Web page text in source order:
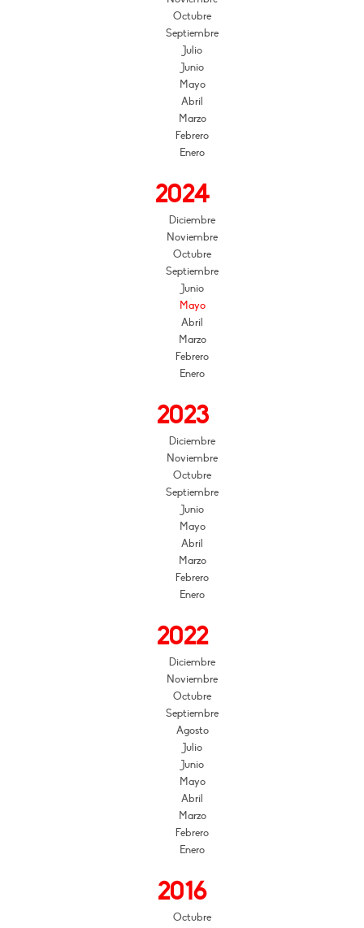
Octubre
Septiembre
Julio
Junio
Mayo
Abril
Marzo
Febrero
Enero
2024
Diciembre
Noviembre
Octubre
Septiembre
Junio
Mayo
Abril
Marzo
Febrero
Enero
2023
Diciembre
Noviembre
Octubre
Septiembre
Junio
Mayo
Abril
Marzo
Febrero
Enero
2022
Diciembre
Noviembre
Octubre
Septiembre
Agosto
Julio
Junio
Mayo
Abril
Marzo
Febrero
Enero
2016
Octubre